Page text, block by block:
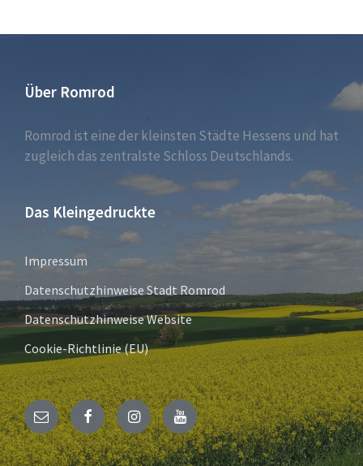
Über Romrod
Romrod ist eine der kleinsten Städte Hessens und hat
zugleich das zentralste Schloss Deutschlands.
Das Kleingedruckte
Impressum
Datenschutzhinweise Stadt Romrod
Datenschutzhinweise Website
Cookie-Richtlinie (EU)
E-
Mail
FacebookInstagramYouTube